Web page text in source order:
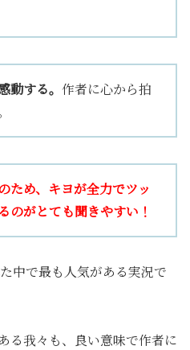
動する。 作者に心から拍
ため、キヨが全力でツッ
のがとても聞きやすい！
中で最も人気がある実況で
る我々も、良い意味で作者に